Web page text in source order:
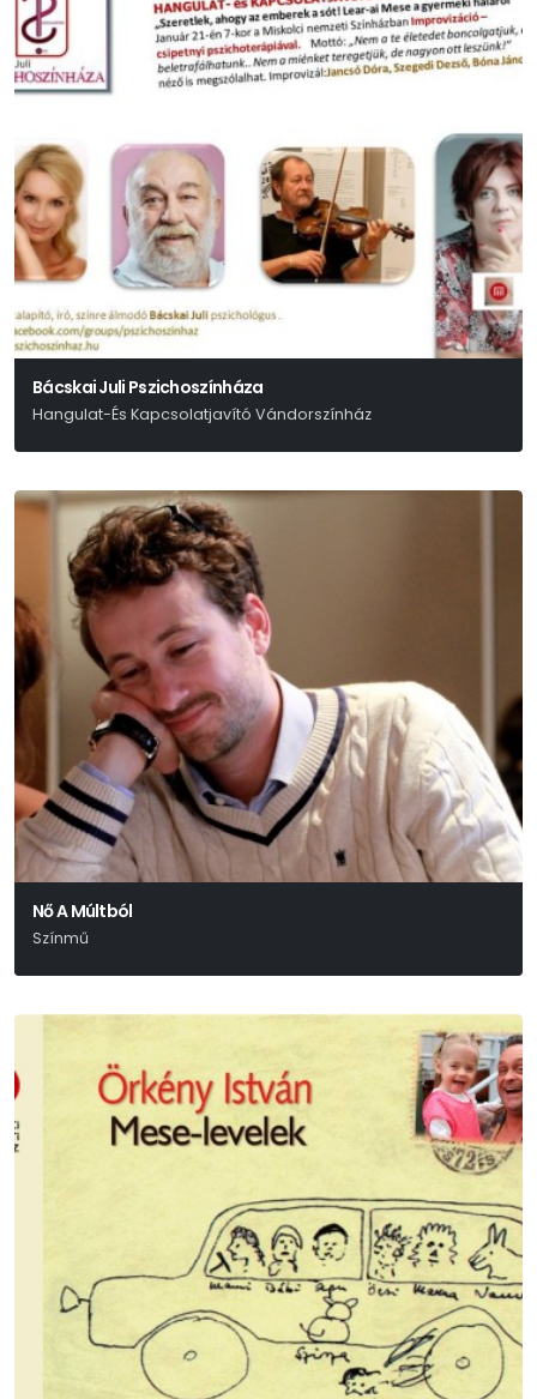
Bácskai Juli Pszichoszínháza
Hangulat-És Kapcsolatjavító Vándorszínház
Nő A Múltból
Színmű